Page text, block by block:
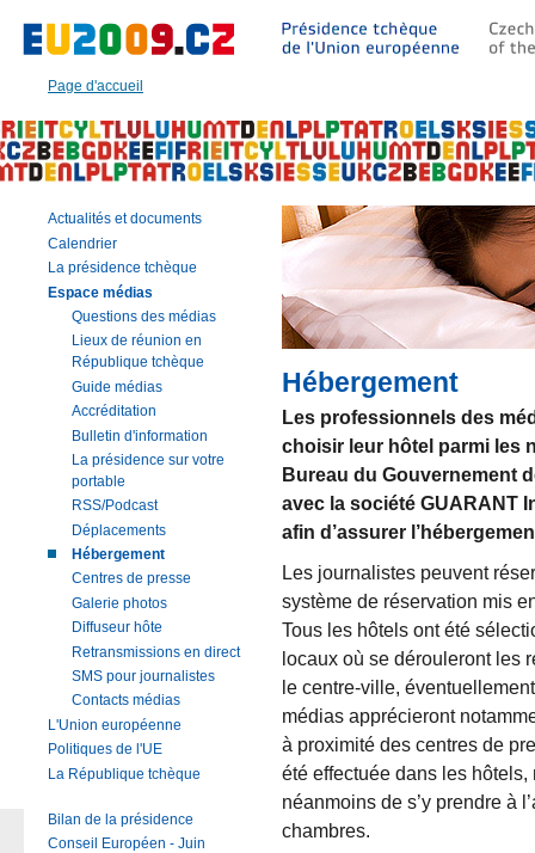
Page d'accueil
Texte
cette
page
|
Navigation
Recherche
Hébergement
Les professionnels des
choisir leur hôtel parmi les
Bureau du Gouvernement
avec la société GUARANT
afin d’assurer
Les journalistes peuvent
système de réservation mis
Tous les hôtels ont été
locaux où se dérouleront les
le centre-ville,
médias apprécieront
à proximité des centres de
été effectuée dans les
néanmoins de s’y prendre à
chambres.
Actualités et documents
Calendrier
La présidence tchèque
Espace médias
Questions des médias
Lieux de réunion en
République tchèque
Guide médias
Accréditation
Bulletin d'information
La présidence sur votre
portable
RSS/Podcast
Déplacements
Hébergement
Centres de presse
Galerie photos
Diffuseur hôte
Retransmissions en direct
SMS pour journalistes
Contacts médias
L'Union européenne
Politiques de l'UE
La République tchèque
Bilan de la présidence
Conseil Européen - Juin